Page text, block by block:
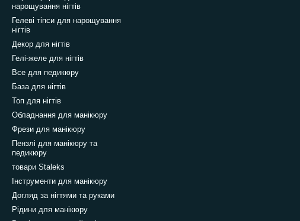
нарощування нігтів
Гелеві тіпси для нарощування
нігтів
Декор для нігтів
Гелі-желе для нігтів
Все для педикюру
База для нігтів
Топ для нігтів
Обладнання для манікюру
Фрези для манікюру
Пензлі для манікюру та
педикюру
товари Staleks
Інструменти для манікюру
Догляд за нігтями та руками
Рідини для манікюру